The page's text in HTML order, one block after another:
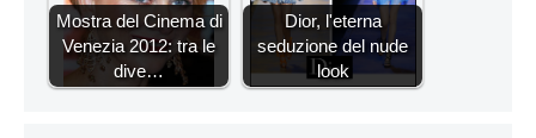
Mostra del Cinema di
Venezia 2012: tra le
dive…
Dior, l'eterna
seduzione del nude
look